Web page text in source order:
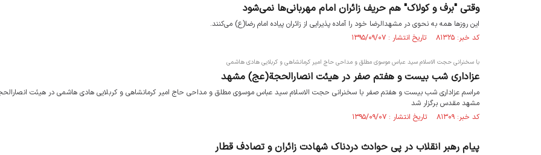
وقتی "برف و کولاک" هم حریف زائران امام مهربانی‌ها نمی‌شود
این روزها همه به نحوی در مشهدالرضا خود را آماده پذیرایی از زائران پیاده امام رضا(ع) می‌کنند.
کد خبر: ۸۱۳۲۵ تاریخ انتشار : ۱۳۹۵/۰۹/۰۷
با سخنرانی حجت الاسلام سید عباس موسوی مطلق و مداحی حاج امیر کرمانشاهی و کربلایی هادی هاشمی
عزاداری شب بیست و هفتم صفر در هیئت انصارالحجة(عج) مشهد
مراسم عزاداری شب بیست و هفتم صفر با سخنرانی حجت الاسلام سید عباس موسوی مطلق و مداحی حاج امیر کرمانشاهی و کربلایی هادی هاشمی در هیئت
مشهد مقدس برگزار شد
کد خبر: ۸۱۳۰۹ تاریخ انتشار : ۱۳۹۵/۰۹/۰۷
پیام رهبر انقلاب در پی حوادث دردناک شهادت زائران و تصادف قطار